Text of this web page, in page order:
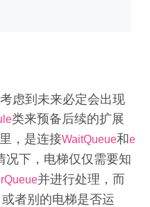
虑到未来必定会出现
类来预备后续的扩展
，是连接WaitQueue和e
况下，电梯仅仅需要知
并进行处理，而
者别的电梯是否运